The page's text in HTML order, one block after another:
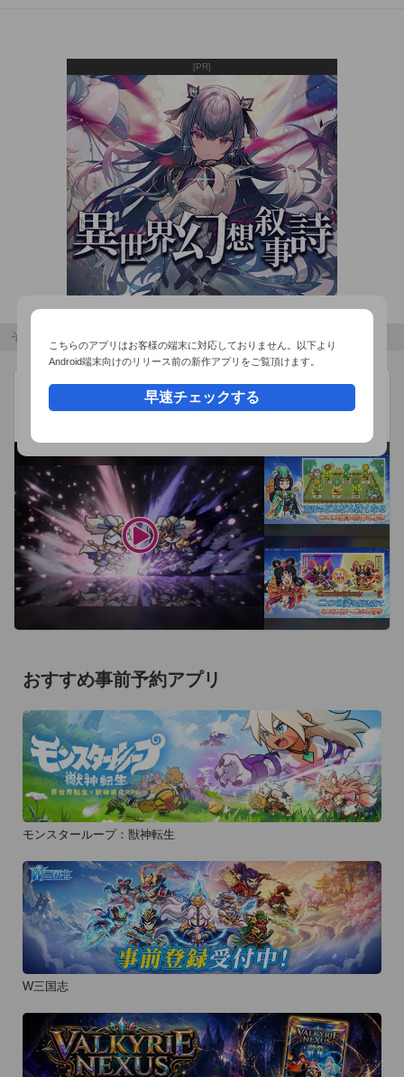
[PR]
その他のおすすめコンテンツ
W三国志
BYTEFUN GAMES PTE. LTD.
広告
おすすめ事前予約アプリ
モンスターループ：獣神転生
W三国志
こちらのアプリはお客様の端末に対応しておりません。以下より
Android端末向けのリリース前の新作アプリをご覧頂けます。
早速チェックする